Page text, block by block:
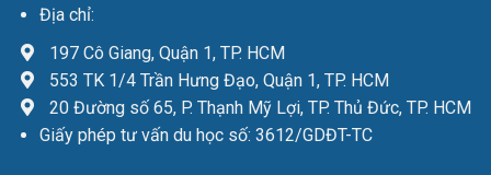
Địa chỉ:
197 Cô Giang, Quận 1, TP. HCM
553 TK 1/4 Trần Hưng Đạo, Quận 1, TP. HCM
20 Đường số 65, P. Thạnh Mỹ Lợi, TP. Thủ Đức, TP. HCM
Giấy phép tư vấn du học số: 3612/GDĐT-TC